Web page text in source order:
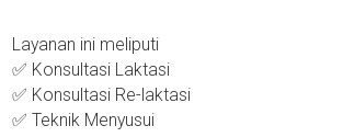
Layanan ini meliputi
✅ Konsultasi Laktasi
✅ Konsultasi Re-laktasi
✅ Teknik Menyusui